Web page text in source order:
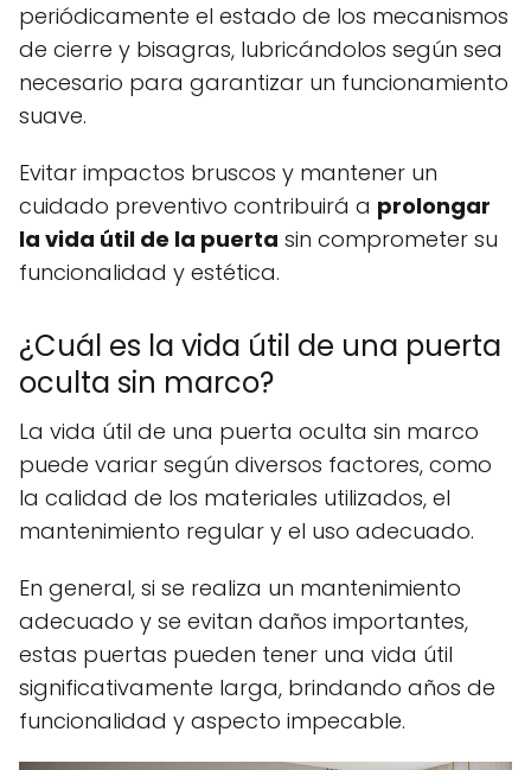
periódicamente el estado de los mecanismos
de cierre y bisagras, lubricándolos según sea
necesario para garantizar un funcionamiento
suave.
Evitar impactos bruscos y mantener un
cuidado preventivo contribuirá a prolongar
la vida útil de la puerta sin comprometer su
funcionalidad y estética.
¿Cuál es la vida útil de una puerta
oculta sin marco?
La vida útil de una puerta oculta sin marco
puede variar según diversos factores, como
la calidad de los materiales utilizados, el
mantenimiento regular y el uso adecuado.
En general, si se realiza un mantenimiento
adecuado y se evitan daños importantes,
estas puertas pueden tener una vida útil
significativamente larga, brindando años de
funcionalidad y aspecto impecable.